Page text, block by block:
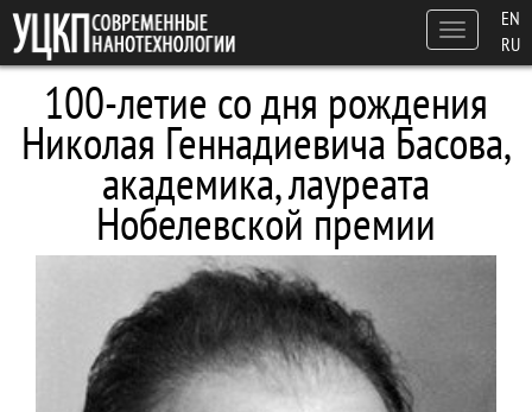
Перейти к основному содержанию
Toggle
navigation
EN
RU
100-летие со дня рождения
Николая Геннадиевича Басова,
академика, лауреата
Нобелевской премии